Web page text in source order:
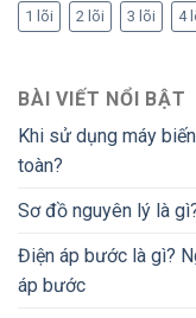
1 lõi 2 lõi 3 lõi 4
BÀI VIẾT NỔI BẬT
Khi sử dụng máy
toàn?
Sơ đồ nguyên lý là
Điện áp bước là gì?
áp bước